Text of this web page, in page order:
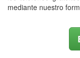
mediante nuestro